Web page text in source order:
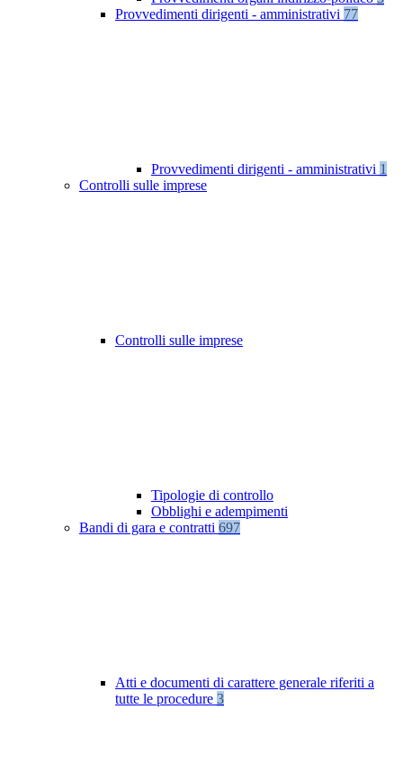
Provvedimenti dirigenti - amministrativi 77
Provvedimenti dirigenti - amministrativi 1
Controlli sulle imprese
Controlli sulle imprese
Tipologie di controllo
Obblighi e adempimenti
Bandi di gara e contratti 697
Atti e documenti di carattere generale riferiti a
tutte le procedure 3